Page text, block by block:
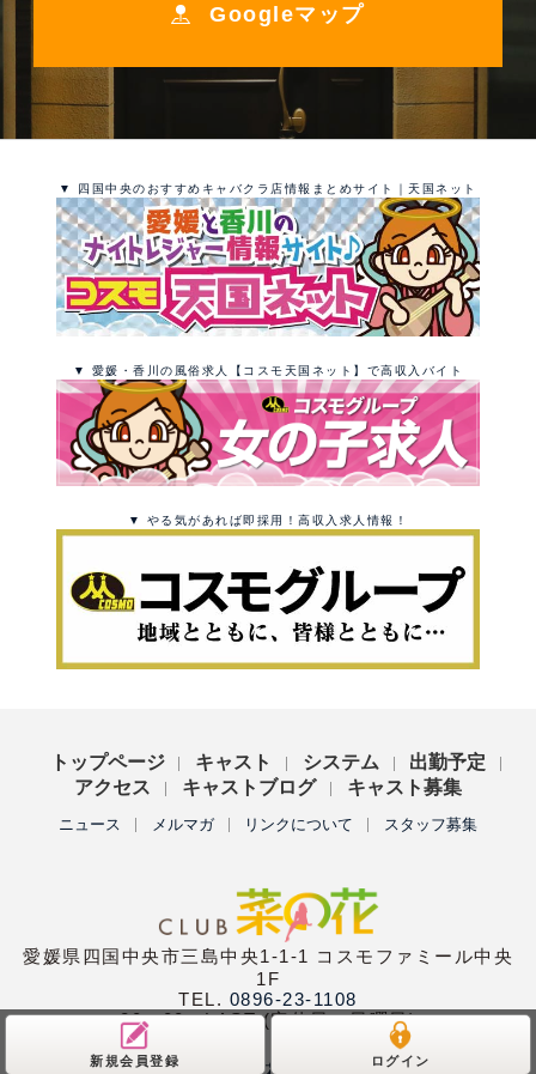
Googleマップ
▼ 四国中央のおすすめキャバクラ店情報まとめサイト｜天国ネット
▼ 愛媛・香川の風俗求人【コスモ天国ネット】で高収入バイト
▼ やる気があれば即採用！高収入求人情報！
トップページ キャスト システム
出勤予定
アクセス
キャストブログ キャスト募集
ニュース メルマガ リンクについて スタッフ募集
愛媛県四国中央市三島中央1-1-1 コスモファミール中央
1F
TEL. 0896-23-1108
20：00〜LAST (定休日：日曜日)
新規会員登録 ログイン